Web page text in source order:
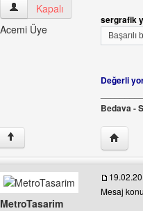
MetroTasarim Kullanıcının
Kapalı
Acemi Üye
sergrafik
Değerli
Bedava -
↑
MetroTasarim
Mesaj